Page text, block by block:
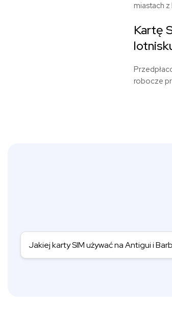
miastach z
Kartę
robocze
Jakiej karty SIM używać na Antigui i